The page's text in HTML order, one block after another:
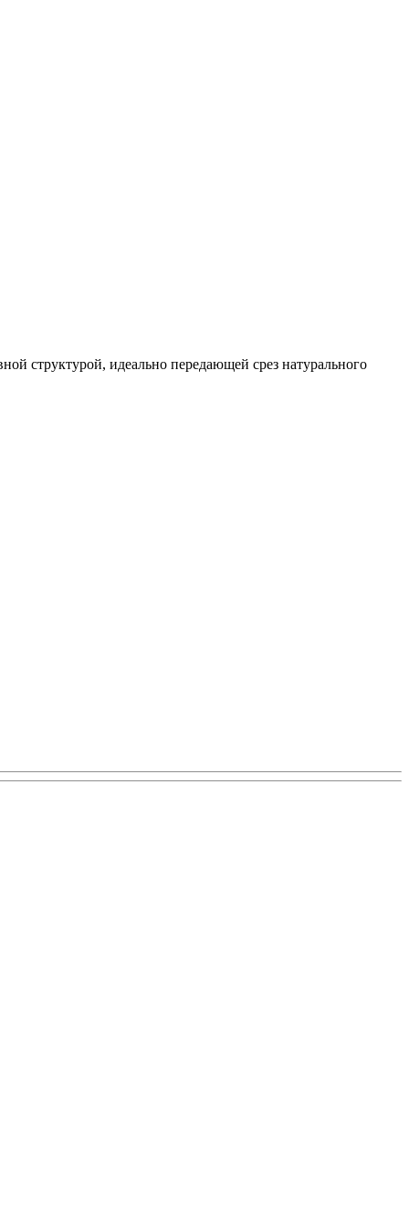
структурой, идеально передающей срез натурального